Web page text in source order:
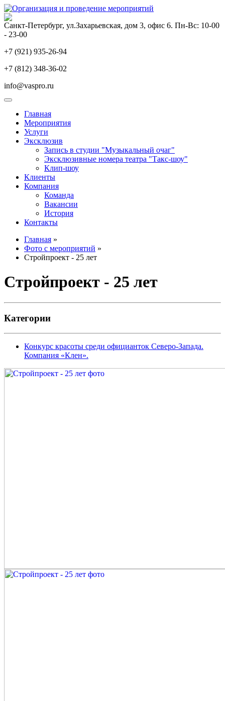
Санкт-Петербург, ул.Захарьевская, дом 3, офис 6. Пн-Вс: 10-00
- 23-00
+7 (921) 935-26-94
+7 (812) 348-36-02
info@vaspro.ru
Главная
Мероприятия
Услуги
Эксклюзив
Запись в студии "Музыкальный очаг"
Эксклюзивные номера театра "Такс-шоу"
Клип-шоу
Клиенты
Компания
Команда
Вакансии
История
Контакты
Главная »
Фото с мероприятий »
Стройпроект - 25 лет
Стройпроект - 25 лет
Категории
Конкурс красоты среди официанток Северо-Запада.
Компания «Клен».